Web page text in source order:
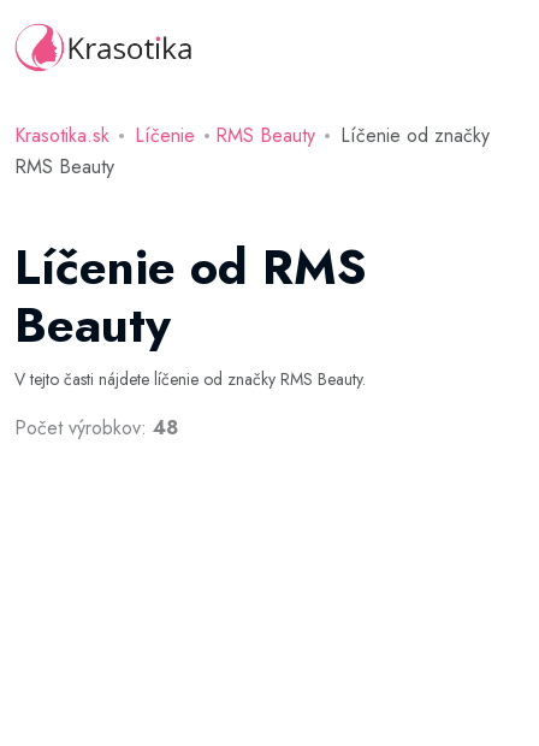
Krasotika.sk Líčenie RMS Beauty
Líčenie od značky
RMS Beauty
Líčenie od RMS
Beauty
V tejto časti nájdete líčenie od značky RMS Beauty.
Počet výrobkov: 48